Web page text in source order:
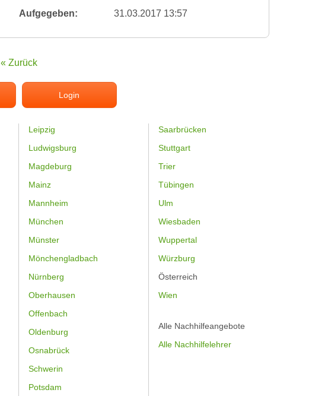
Aufgegeben: 31.03.2017 13:57
« Zurück
Login
Leipzig
Ludwigsburg
Magdeburg
Mainz
Mannheim
München
Münster
Mönchengladbach
Nürnberg
Oberhausen
Offenbach
Oldenburg
Osnabrück
Schwerin
Potsdam
Saarbrücken
Stuttgart
Trier
Tübingen
Ulm
Wiesbaden
Wuppertal
Würzburg
Österreich
Wien
Alle Nachhilfeangebote
Alle Nachhilfelehrer